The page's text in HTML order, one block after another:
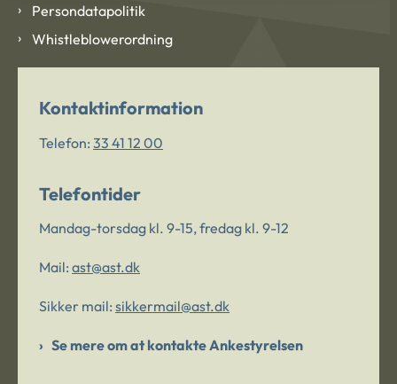
Persondatapolitik
Whistleblowerordning
Kontaktinformation
Telefon: 33 41 12 00
Telefontider
Mandag-torsdag kl. 9-15, fredag kl. 9-12
Mail: ast@ast.dk
Sikker mail: sikkermail@ast.dk
Se mere om at kontakte Ankestyrelsen